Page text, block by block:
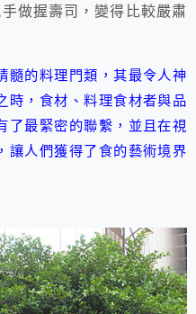
做握壽司，變得比較嚴肅
髓的料理門類，其最令人神
時，食材、料理食材者與品
了最緊密的聯繫，並且在視
讓人們獲得了食的藝術境界
足。